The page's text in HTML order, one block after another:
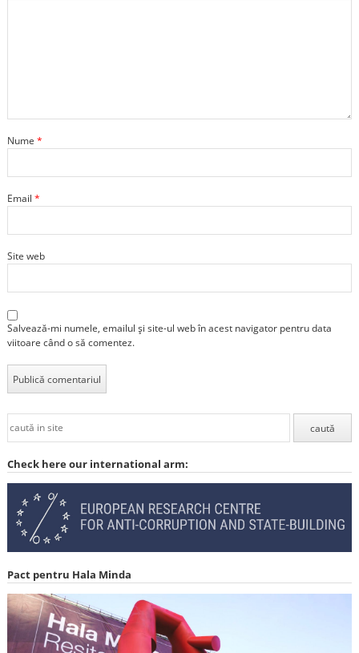
Nume *
Email *
Site web
Salvează-mi numele, emailul și site-ul web în acest navigator pentru data
viitoare când o să comentez.
Check here our international arm:
Pact pentru Hala Minda